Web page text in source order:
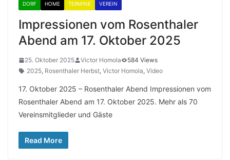
DORF HOME TERMINE VEREIN
Impressionen vom Rosenthaler
Abend am 17. Oktober 2025
25. Oktober 2025 Victor Homola
584 Views
2025, Rosenthaler Herbst, Victor Homola, Video
17. Oktober 2025 – Rosenthaler Abend Impressionen vom
Rosenthaler Abend am 17. Oktober 2025. Mehr als 70
Vereinsmitglieder und Gäste
Read More